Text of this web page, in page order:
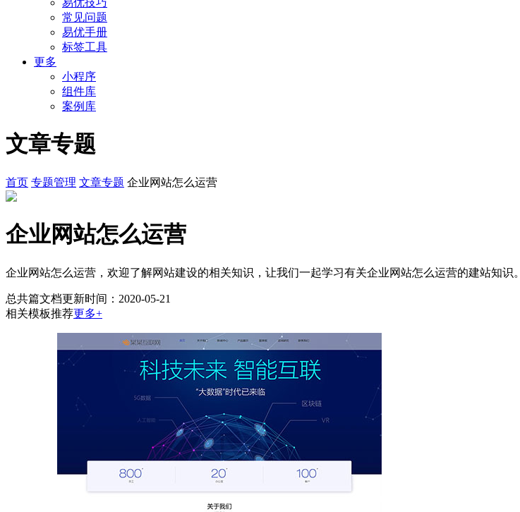
易优技巧
常见问题
易优手册
标签工具
更多
小程序
组件库
案例库
文章专题
首页 专题管理 文章专题 企业网站怎么运营
企业网站怎么运营
企业网站怎么运营，欢迎了解网站建设的相关知识，让我们一起学习有关企业网站怎么运营的建站知识。
总共篇文档更新时间：2020-05-21
相关模板推荐更多+